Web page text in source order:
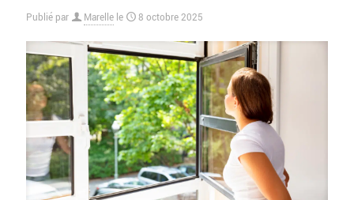
Publié par Marelle le 8 octobre 2025